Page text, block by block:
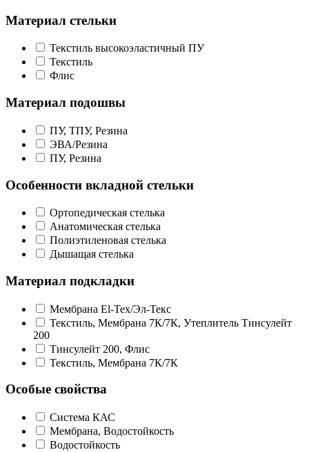
Материал стельки
Текстиль высокоэластичный ПУ
Текстиль
Флис
Материал подошвы
ПУ, ТПУ, Резина
ЭВА/Резина
ПУ, Резина
Особенности вкладной стельки
Ортопедическая стелька
Анатомическая стелька
Полиэтиленовая стелька
Дышащая стелька
Материал подкладки
Мембрана El-Tex/Эл-Текс
Текстиль, Мембрана 7К/7К, Утеплитель Тинсулейт
200
Тинсулейт 200, Флис
Текстиль, Мембрана 7К/7К
Особые свойства
Система КАС
Мембрана, Водостойкость
Водостойкость